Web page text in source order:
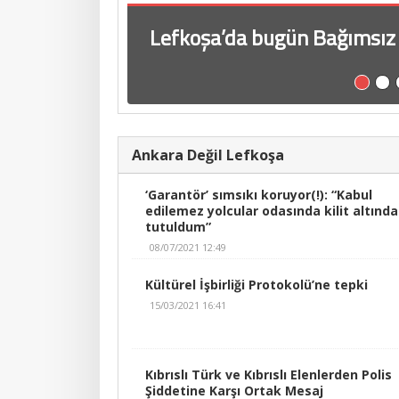
Lefkoşa’da bugün
UBP-DP araziyi verdi,
Girne dağlarındaki doğa
arazinin hangi belirsiz
konusu”
Sözleşme, Mors Ltd’nin
“Türkiye’deki Azerbaycan
böyle buyurgan, böyle
bulunabilir miydi?”
TC elçisi vali edasıyla:
Burası kktc: TC Elçiliği
“Her sene olduğu gibi bu
Ankara Değil Lefkoşa
‘Garantör’ sımsıkı koruyor(!): “Kabul
edilemez yolcular odasında kilit altında
tutuldum”
08/07/2021 12:49
Kültürel İşbirliği Protokolü’ne tepki
15/03/2021 16:41
Kıbrıslı Türk ve Kıbrıslı Elenlerden Polis
Şiddetine Karşı Ortak Mesaj